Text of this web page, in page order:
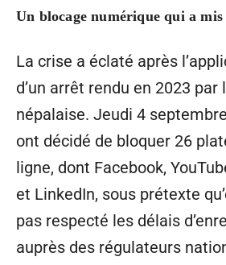
Un blocage numérique qui a
La crise a éclaté après
d’un arrêt rendu en 2023 par
népalaise. Jeudi 4
ont décidé de bloquer 26
ligne, dont Facebook,
et LinkedIn, sous prétexte
pas respecté les délais
auprès des régulateurs